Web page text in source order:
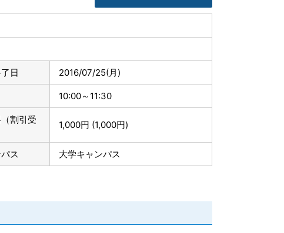
日 2016/07/25(月)
10:00～11:30
割引受
1,000円 (1,000円)
ス 大学キャンパス